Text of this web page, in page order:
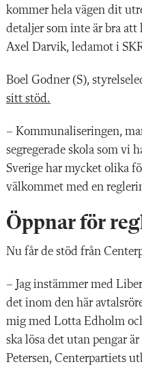
kommer hela vägen dit
detaljer som inte är bra
Axel Darvik, ledamot i
Boel Godner (S),
sitt stöd.
– Kommunaliseringen,
segregerade skola som vi
Sverige har mycket olika
välkommet med en
Öppnar för
Nu får de stöd från
– Jag instämmer med
det inom den här
mig med Lotta Edholm
ska lösa det utan pengar
Petersen, Centerpartiets